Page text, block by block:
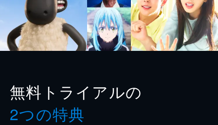
無料トライアルの
2つの特典